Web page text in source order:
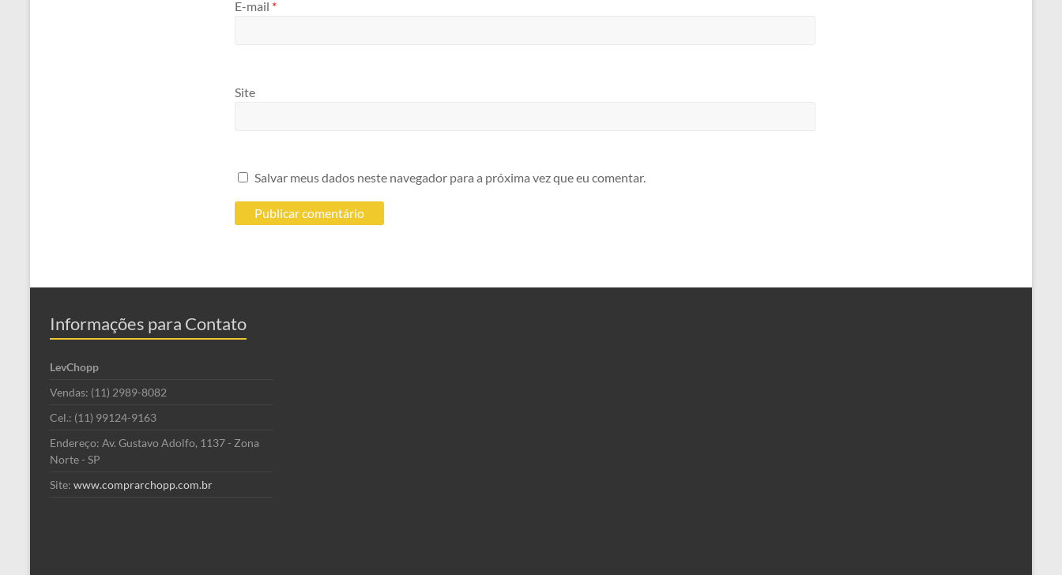
E-mail *
Site
Salvar meus dados neste navegador para a próxima vez que eu comentar.
Informações para Contato
LevChopp
Vendas: (11) 2989-8082
Cel.: (11) 99124-9163
Endereço: Av. Gustavo Adolfo, 1137 - Zona
Norte - SP
Site: www.comprarchopp.com.br